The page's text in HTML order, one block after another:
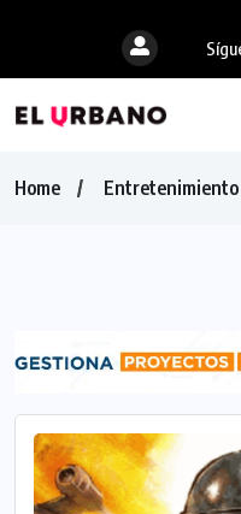
Home Entretenimiento